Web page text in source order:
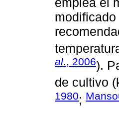
al., 2006).
de cultivo
1980;